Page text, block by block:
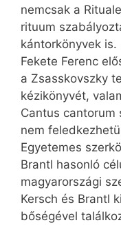
nemcsak a
rituum
kántorkönyvek
Fekete Ferenc
a Zsasskovszky
kézikönyvét,
Cantus cantorum
nem
Egyetemes
Brantl hasonló
magyarországi
Kersch és Brantl
bőségével